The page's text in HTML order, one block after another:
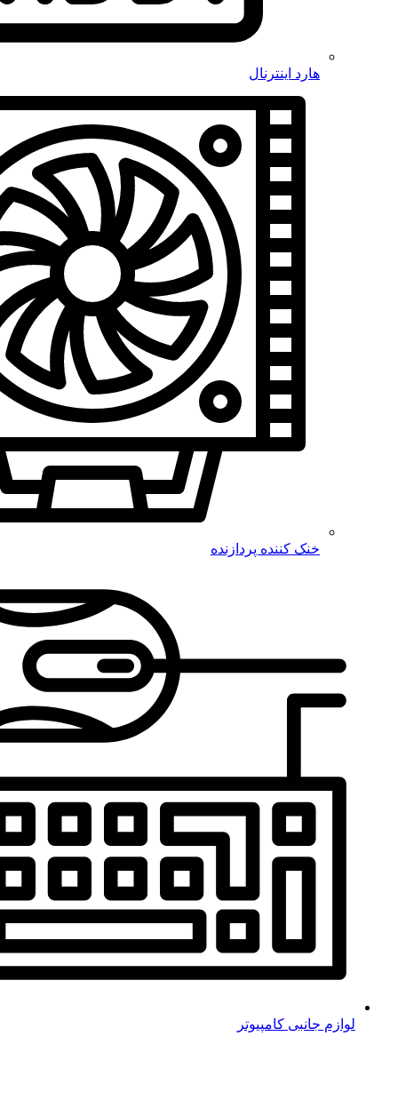
هارد اینترنال
خنک کننده پردازنده
لوازم جانبی کامپیوتر